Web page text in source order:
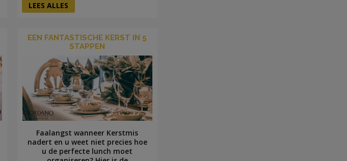
LEES ALLES
EEN FANTASTISCHE KERST IN 5
STAPPEN
Faalangst wanneer Kerstmis
nadert en u weet niet precies hoe
u de perfecte lunch moet